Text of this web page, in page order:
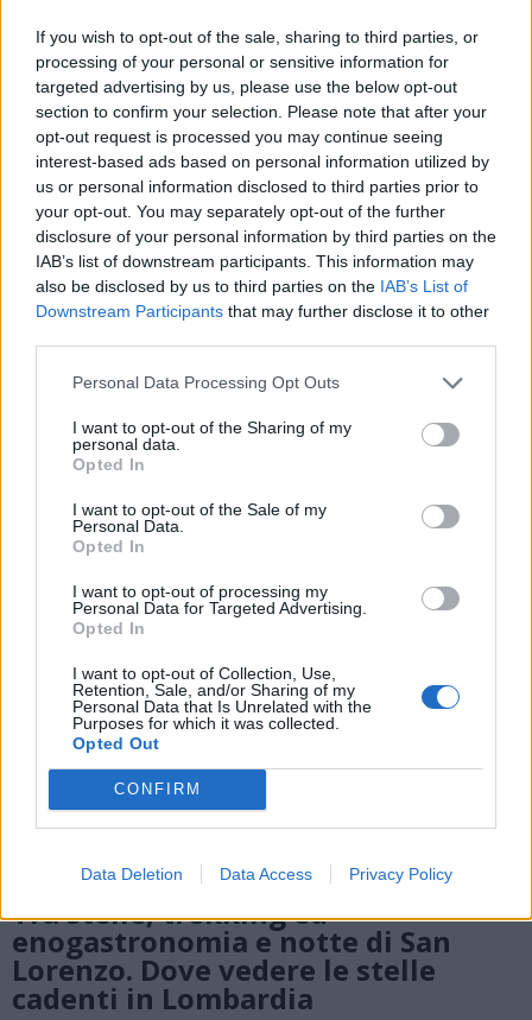
If you wish to opt-out of the sale, sharing to third parties, or
processing of your personal or sensitive information for
targeted advertising by us, please use the below opt-out
section to confirm your selection. Please note that after your
opt-out request is processed you may continue seeing
interest-based ads based on personal information utilized by
us or personal information disclosed to third parties prior to
your opt-out. You may separately opt-out of the further
disclosure of your personal information by third parties on the
IAB’s list of downstream participants. This information may
also be disclosed by us to third parties on the IAB’s List of
Downstream Participants that may further disclose it to other
Personal Data Processing Opt Outs
I want to opt-out of the Sharing of my
personal data.
Opted In
I want to opt-out of the Sale of my
Personal Data.
Opted In
I want to opt-out of processing my
Personal Data for Targeted Advertising.
Opted In
I want to opt-out of Collection, Use,
Retention, Sale, and/or Sharing of my
Personal Data that Is Unrelated with the
Purposes for which it was collected.
Opted Out
CONFIRM
Data Deletion Data Access Privacy Policy
ALTRE NOTIZIE DI LEGNANO
Tra stelle, trekking ed
enogastronomia e notte di San
Lorenzo. Dove vedere le stelle
cadenti in Lombardia